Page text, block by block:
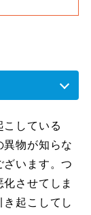
こしている
物が知らな
ざいます。つ
させてしま
起こしてし